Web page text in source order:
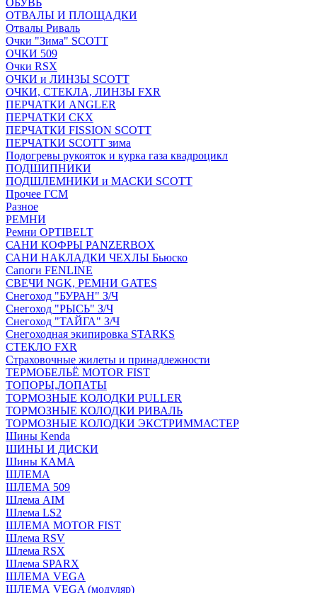
ОБУВЬ
ОТВАЛЫ И ПЛОЩАДКИ
Отвалы Риваль
Очки "Зима" SCOTT
ОЧКИ 509
Очки RSX
ОЧКИ и ЛИНЗЫ SCOTT
ОЧКИ, СТЕКЛА, ЛИНЗЫ FXR
ПЕРЧАТКИ ANGLER
ПЕРЧАТКИ CKX
ПЕРЧАТКИ FISSION SCOTT
ПЕРЧАТКИ SCOTT зима
Подогревы рукояток и курка газа квадроцикл
ПОДШИПНИКИ
ПОДШЛЕМНИКИ и МАСКИ SCOTT
Прочее ГСМ
Разное
РЕМНИ
Ремни OPTIBELT
САНИ КОФРЫ PANZERBOX
САНИ НАКЛАДКИ ЧЕХЛЫ Бьюско
Сапоги FENLINE
СВЕЧИ NGK, РЕМНИ GATES
Снегоход "БУРАН" З/Ч
Снегоход "РЫСЬ" З/Ч
Снегоход "ТАЙГА" З/Ч
Снегоходная экипировка STARKS
СТЕКЛО FXR
Страховочные жилеты и принадлежности
ТЕРМОБЕЛЬЁ MOTOR FIST
ТОПОРЫ,ЛОПАТЫ
ТОРМОЗНЫЕ КОЛОДКИ PULLER
ТОРМОЗНЫЕ КОЛОДКИ РИВАЛЬ
ТОРМОЗНЫЕ КОЛОДКИ ЭКСТРИММАСТЕР
Шины Kenda
ШИНЫ И ДИСКИ
Шины КАМА
ШЛЕМА
ШЛЕМА 509
Шлема AIM
Шлема LS2
ШЛЕМА MOTOR FIST
Шлема RSV
Шлема RSX
Шлема SPARX
ШЛЕМА VEGA
ШЛЕМА VEGA (модуляр)